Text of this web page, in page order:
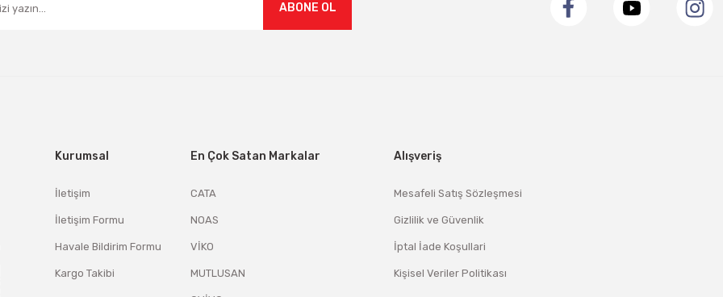
ABONE OL
Kurumsal
İletişim
İletişim Formu
Havale Bildirim Formu
Kargo Takibi
En Çok Satan Markalar
CATA
NOAS
VİKO
MUTLUSAN
Alışveriş
Mesafeli Satış Sözleşmesi
Gizlilik ve Güvenlik
İptal İade Koşullari
Kişisel Veriler Politikası